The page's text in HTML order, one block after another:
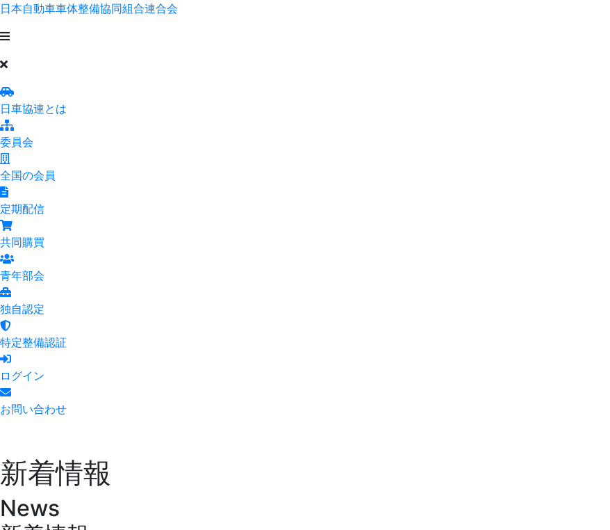
日本自動車車体整備協同組合連合会
日車協連とは
委員会
全国の会員
定期配信
共同購買
青年部会
独自認定
特定整備認証
ログイン
お問い合わせ
新着情報
News